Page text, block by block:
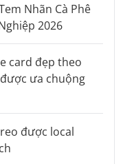
Nhãn Cà Phê
2026
card đẹp theo
ưa chuộng
được local